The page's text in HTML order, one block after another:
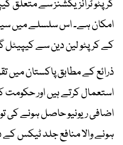
کرپٹو ٹرانزیکشنز سے متعلق
کے کرپٹو لین دین سے
استعمال کرتے ہیں اور حکومت
اضافی ریونیو حاصل ہونے کی
ہونے والا منافع جلد ٹیکس